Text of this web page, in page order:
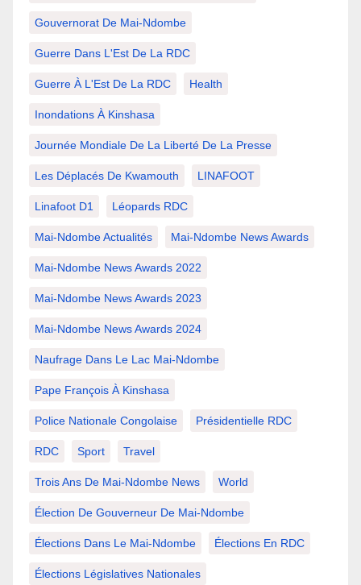
Gouvernorat De Mai-Ndombe
Guerre Dans L'Est De La RDC
Guerre À L'Est De La RDC Health
Inondations À Kinshasa
Journée Mondiale De La Liberté De La Presse
Les Déplacés De Kwamouth LINAFOOT
Linafoot D1 Léopards RDC
Mai-Ndombe Actualités Mai-Ndombe News Awards
Mai-Ndombe News Awards 2022
Mai-Ndombe News Awards 2023
Mai-Ndombe News Awards 2024
Naufrage Dans Le Lac Mai-Ndombe
Pape François À Kinshasa
Police Nationale Congolaise Présidentielle RDC
RDC Sport Travel
Trois Ans De Mai-Ndombe News World
Élection De Gouverneur De Mai-Ndombe
Élections Dans Le Mai-Ndombe Élections En RDC
Élections Législatives Nationales